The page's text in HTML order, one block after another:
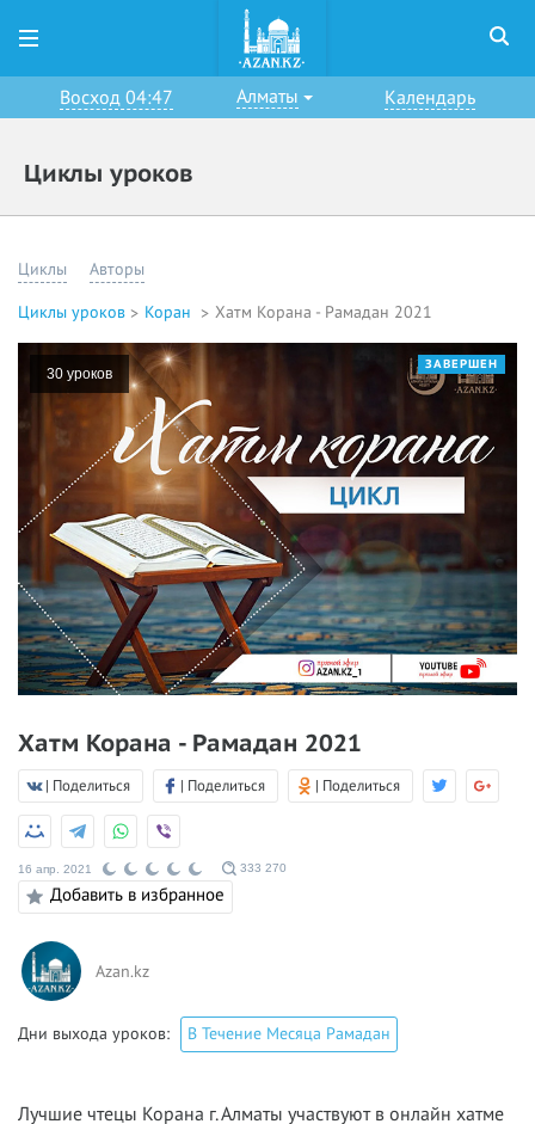
Восход 04:47 Алматы Календарь
Циклы уроков
Циклы Авторы
Циклы уроков Коран Хатм Корана - Рамадан 2021
ЗАВЕРШЕН
30 уроков
Хатм Корана - Рамадан 2021
| Поделиться | Поделиться | Поделиться
16 апр. 2021 333 270
Добавить в избранное
Azan.kz
Дни выхода уроков: В Течение Месяца Рамадан
Лучшие чтецы Корана г. Алматы участвуют в онлайн хатме